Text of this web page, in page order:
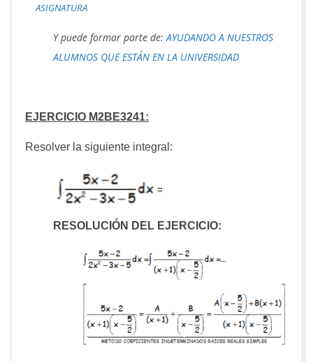
ASIGNATURA
Y puede formar parte de:AYUDANDO A NUESTROS
ALUMNOS QUE ESTÁN EN LA UNIVERSIDAD
EJERCICIO M2BE3241:
Resolver la siguiente integral:
RESOLUCIÓN DEL EJERCICIO: